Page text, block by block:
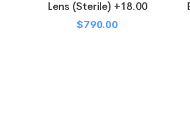
Lens (Sterile) +18.00
$790.00